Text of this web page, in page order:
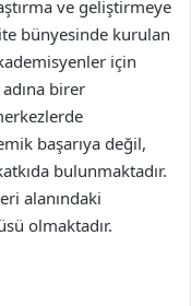
ve geliştirmeye
bünyesinde kurulan
için
birer
başarıya değil,
bulunmaktadır.
alanındaki
olmaktadır.